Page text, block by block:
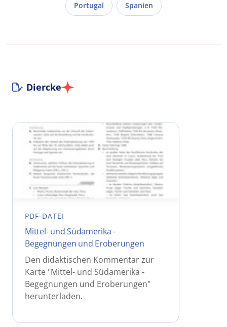
Portugal Spanien
Diercke
PDF-DATEI
Mittel- und Südamerika -
Begegnungen und Eroberungen
Den didaktischen Kommentar zur
Karte "Mittel- und Südamerika -
Begegnungen und Eroberungen"
herunterladen.